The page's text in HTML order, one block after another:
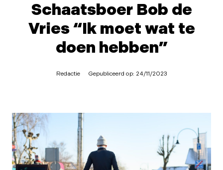
Schaatsboer Bob de
Vries “Ik moet wat te
doen hebben”
Redactie Gepubliceerd op: 24/11/2023